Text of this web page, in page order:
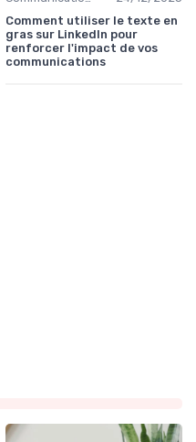
Comment utiliser le texte en
gras sur LinkedIn pour
renforcer l'impact de vos
communications